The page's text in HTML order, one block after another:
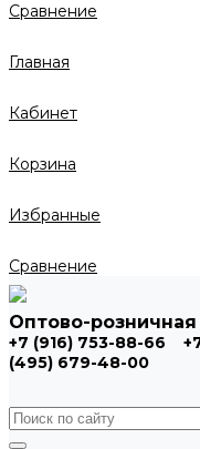
Сравнение
Главная
Кабинет
Корзина
Избранные
Сравнение
Оптово-
+7 (916) 753-88-66
(495) 679-48-00